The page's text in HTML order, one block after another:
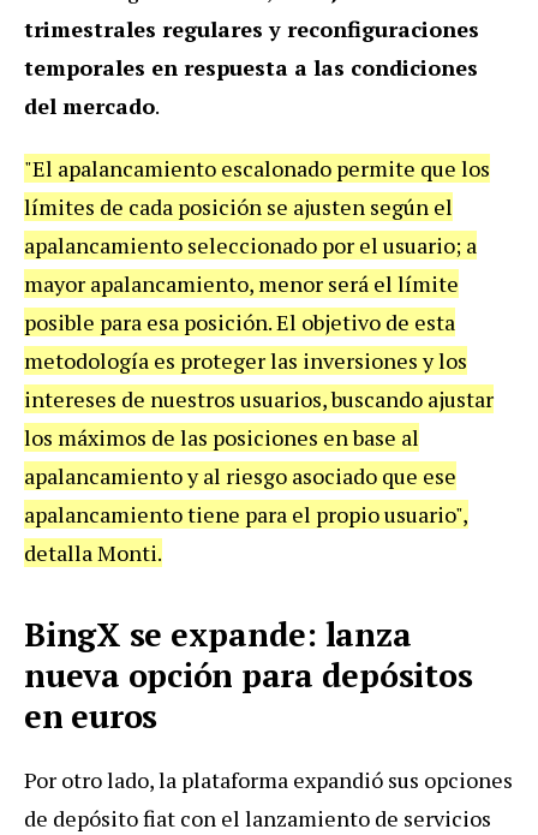
trimestrales regulares y reconfiguraciones
temporales en respuesta a las condiciones
del mercado.
"El apalancamiento escalonado permite que los
límites de cada posición se ajusten según el
apalancamiento seleccionado por el usuario; a
mayor apalancamiento, menor será el límite
posible para esa posición. El objetivo de esta
metodología es proteger las inversiones y los
intereses de nuestros usuarios, buscando ajustar
los máximos de las posiciones en base al
apalancamiento y al riesgo asociado que ese
apalancamiento tiene para el propio usuario",
detalla Monti.
BingX se expande: lanza
nueva opción para depósitos
en euros
Por otro lado, la plataforma expandió sus opciones
de depósito fiat con el lanzamiento de servicios